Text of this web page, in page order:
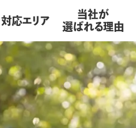
対応エリア
当社が
選ばれる理由